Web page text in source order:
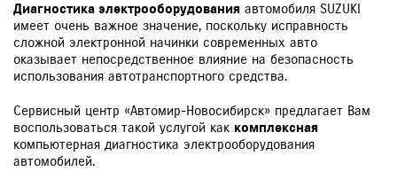
Диагностика электрооборудования автомобиля SUZUKI
имеет очень важное значение, поскольку исправность
сложной электронной начинки современных авто
оказывает непосредственное влияние на безопасность
использования автотранспортного средства.
Сервисный центр «Автомир-Новосибирск» предлагает Вам
воспользоваться такой услугой как комплексная
компьютерная диагностика электрооборудования
автомобилей.